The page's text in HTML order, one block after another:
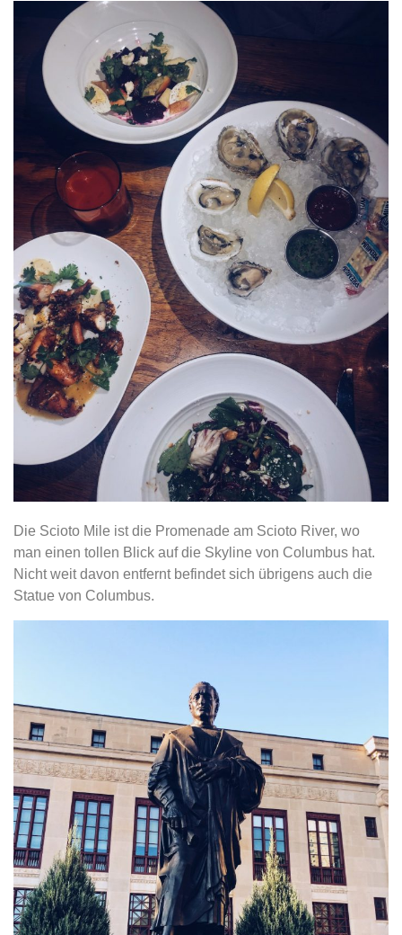
Die Scioto Mile ist die Promenade am Scioto River, wo
man einen tollen Blick auf die Skyline von Columbus hat.
Nicht weit davon entfernt befindet sich übrigens auch die
Statue von Columbus.